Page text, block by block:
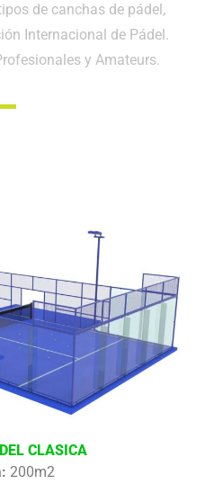
de canchas de pádel,
Internacional de Pádel.
y Amateurs.
CLASICA
200m2